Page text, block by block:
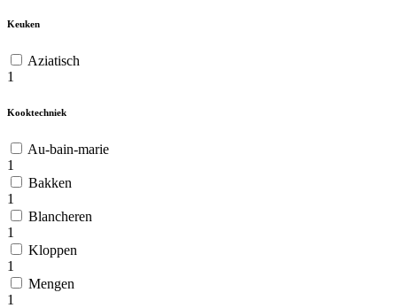
Keuken
Aziatisch
1
Kooktechniek
Au-bain-marie
1
Bakken
1
Blancheren
1
Kloppen
1
Mengen
1